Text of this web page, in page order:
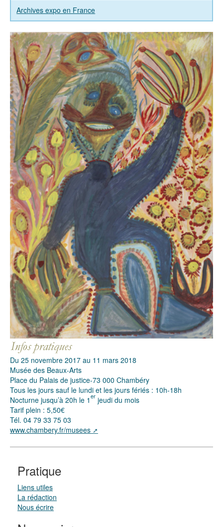
Archives expo en France
Du 25 novembre 2017 au 11 mars 2018
Musée des Beaux-Arts
Place du Palais de justice-73 000 Chambéry
Tous les jours sauf le lundi et les jours fériés : 10h-18h
Nocturne jusqu’à 20h le 1er jeudi du mois
Tarif plein : 5,50€
Tél. 04 79 33 75 03
www.chambery.fr/musees
Pratique
Liens utiles
La rédaction
Nous écrire